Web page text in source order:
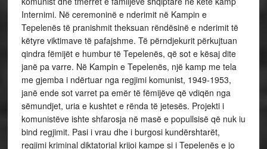
Internimi. Në ceremoninë e nderimit në Kampin e
Tepelenës të pranishmit theksuan rëndësinë e nderimit të
këtyre viktimave të pafajshme. Të përndjekurit përkujtuan
qindra fëmijët e humbur të Tepelenës, që sot e kësaj dite
janë pa varre. Në Kampin e Tepelenës, një kamp me tela
me gjemba i ndërtuar nga regjimi komunist, 1949-1953,
janë ende sot varret pa emër të fëmijëve që vdiqën nga
sëmundjet, uria e kushtet e rënda të jetesës. Projekti i
komunistëve ishte shfarosja në masë e popullsisë që nuk iu
bind regjimit. Pasi i vrau dhe i burgosi kundërshtarët,
regjimi kriminal diktatorial krijoi kampe si i Tepelenës e jo